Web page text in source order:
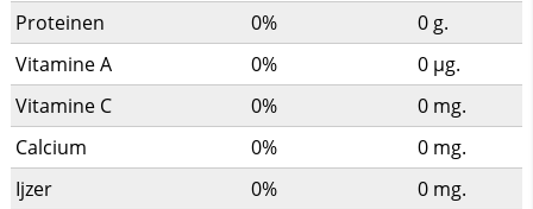
Proteinen 0% 0g.
Vitamine A
0% 0 µg.
Vitamine C
0% 0 mg.
Calcium
0% 0 mg.
Ijzer
0% 0 mg.